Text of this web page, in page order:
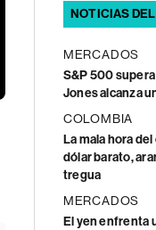
NOTICIAS
MERCADOS
S&P 500
Jones alcanza
COLOMBIA
La mala hora
dólar barato,
tregua
MERCADOS
El yen enfrenta